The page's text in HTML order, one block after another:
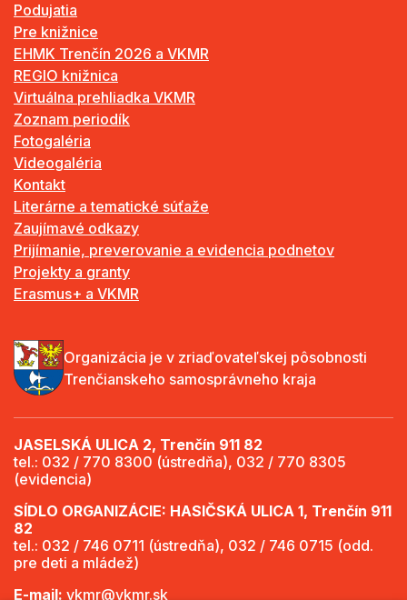
Podujatia
Pre knižnice
EHMK Trenčín 2026 a VKMR
REGIO knižnica
Virtuálna prehliadka VKMR
Zoznam periodík
Fotogaléria
Videogaléria
Kontakt
Literárne a tematické súťaže
Zaujímavé odkazy
Prijímanie, preverovanie a evidencia podnetov
Projekty a granty
Erasmus+ a VKMR
Organizácia je v zriaďovateľskej pôsobnosti
Trenčianskeho samosprávneho kraja
JASELSKÁ ULICA 2, Trenčín 911 82
tel.: 032 / 770 8300 (ústredňa), 032 / 770 8305
(evidencia)
SÍDLO ORGANIZÁCIE: HASIČSKÁ ULICA 1, Trenčín 911
82
tel.: 032 / 746 0711 (ústredňa), 032 / 746 0715 (odd.
pre deti a mládež)
E-mail: vkmr@vkmr.sk